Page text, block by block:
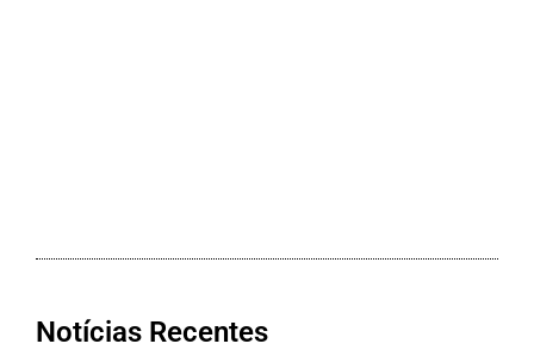
Notícias Recentes